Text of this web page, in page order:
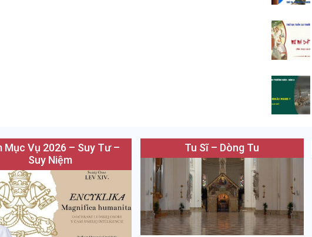
Mục Vụ 2026 – Suy Tư –
Suy Niệm
Tu Sĩ – Dòng Tu